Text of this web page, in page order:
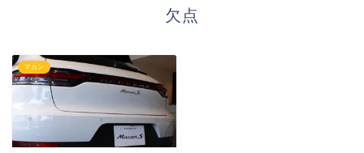
欠点
マカン